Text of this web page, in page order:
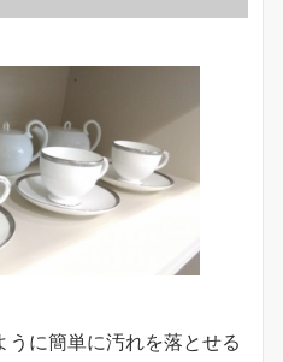
うに簡単に汚れを落とせる